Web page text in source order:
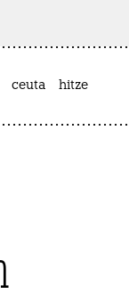
ceuta hitze